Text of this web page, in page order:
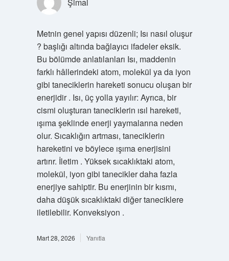
Metnin genel yapısı düzenli; Isı nasıl oluşur
? başlığı altında bağlayıcı ifadeler eksik.
Bu bölümde anlatılanları Isı, maddenin
farklı hâllerindeki atom, molekül ya da iyon
gibi taneciklerin hareketi sonucu oluşan bir
enerjidir . Isı, üç yolla yayılır: Ayrıca, bir
cismi oluşturan taneciklerin ısıl hareketi,
ışıma şeklinde enerji yaymalarına neden
olur. Sıcaklığın artması, taneciklerin
hareketini ve böylece ışıma enerjisini
artırır. İletim . Yüksek sıcaklıktaki atom,
molekül, iyon gibi tanecikler daha fazla
enerjiye sahiptir. Bu enerjinin bir kısmı,
daha düşük sıcaklıktaki diğer taneciklere
iletilebilir. Konveksiyon .
Mart 28, 2026 Yanıtla